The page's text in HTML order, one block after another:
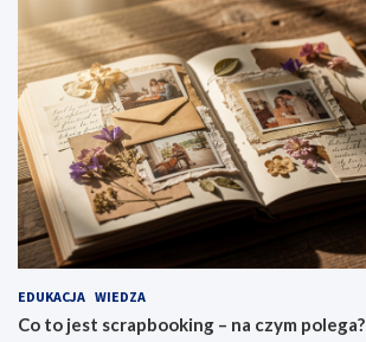
EDUKACJA WIEDZA
Co to jest scrapbooking – na czym polega?